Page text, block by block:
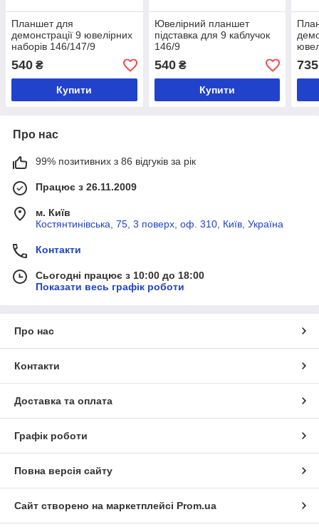
Планшет для
демонстрації 9 ювелірних
наборів 146/147/9
540 ₴
Купити
Ювелірний планшет
підставка для 9 каблучок
146/9
540₴
Купити
735
Про нас
99% позитивних з 86 відгуків за рік
Працює з 26.11.2009
м. Київ
Костянтинівська, 75, 3 поверх, оф. 310, Київ, Україна
Контакти
Сьогодні працює з 10:00 до 18:00
Показати весь графік роботи
Про нас
Контакти
Доставка та оплата
Графік роботи
Повна версія сайту
Сайт створено на маркетплейсі Prom.ua